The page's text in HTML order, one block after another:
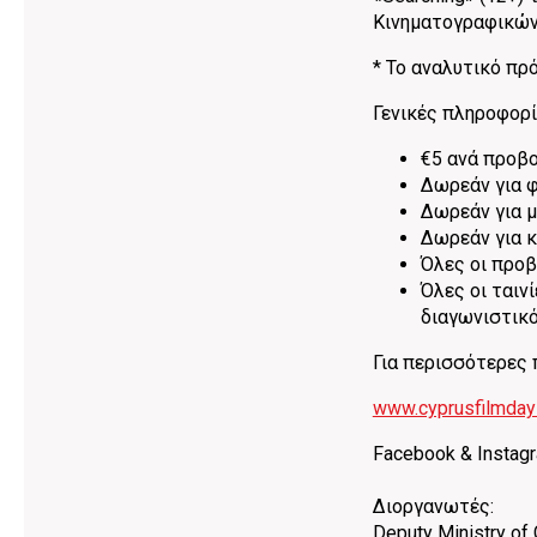
* Το αναλυτικό
Γενικές
€5 ανά
Δωρεάν για
Δωρεάν για
Δωρεάν για
Όλες οι
Όλες οι
Για
Facebook &
Διοργανωτές:
Deputy Ministry of